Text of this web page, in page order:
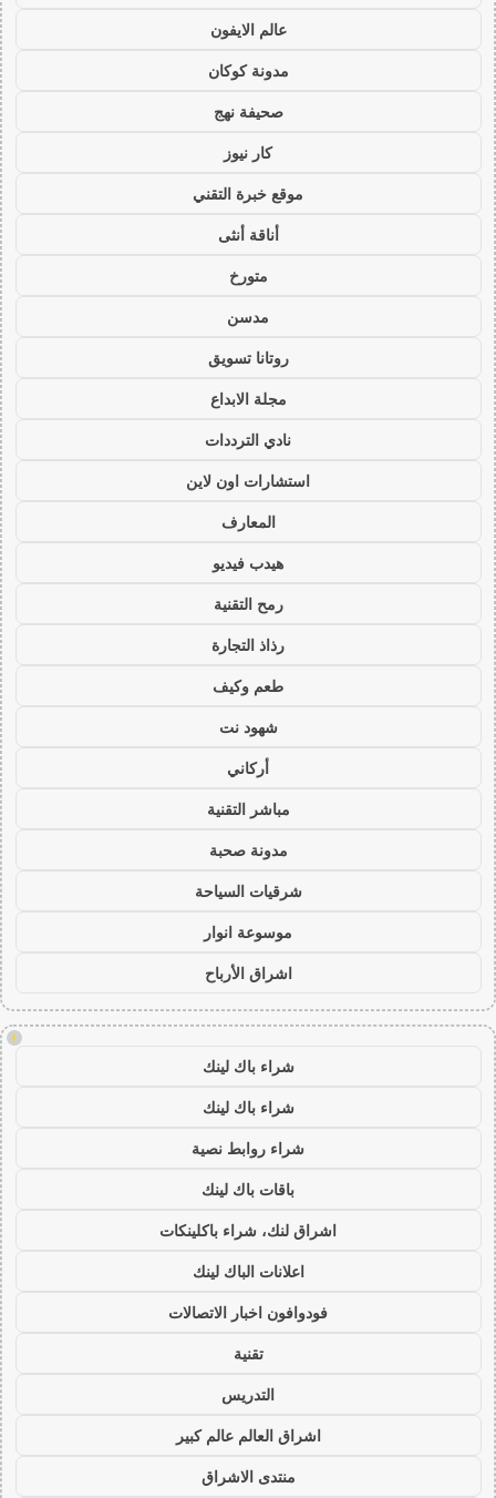
عالم الايفون
مدونة كوكان
صحيفة نهج
كار نيوز
موقع خبرة التقني
أناقة أنثى
متورخ
مدسن
روتانا تسويق
مجلة الابداع
نادي الترددات
استشارات اون لاين
المعارف
هيدب فيديو
رمح التقنية
رذاذ التجارة
طعم وكيف
شهود نت
أركاني
مباشر التقنية
مدونة صحبة
شرقيات السياحة
موسوعة انوار
اشراق الأرباح
!
شراء باك لينك
شراء باك لينك
شراء روابط نصية
باقات باك لينك
اشراق لنك، شراء باكلينكات
اعلانات الباك لينك
فودوافون اخبار الاتصالات
تقنية
التدريس
اشراق العالم عالم كبير
منتدى الاشراق